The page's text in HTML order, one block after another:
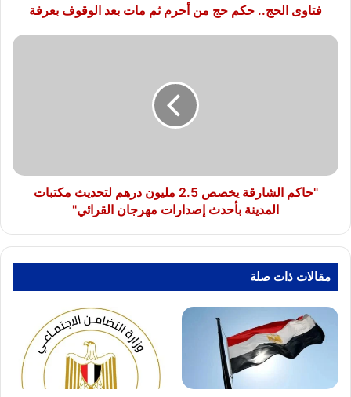
الوقوففتاوى الحج.. حكم حج من أحرم ثم مات بعد الوقوف بعرفة
"حاكم
المدينة
بأحدث
"حاكم الشارقة يخصص 2.5 مليون درهم لتحديث مكتبات
المدينة بأحدث إصدارات مهرجان القرائي"
مقالات ذات صلة